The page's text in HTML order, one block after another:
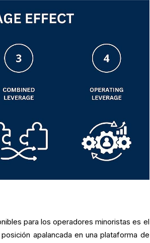
para los operadores minoristas es el
apalancada en una plataforma de